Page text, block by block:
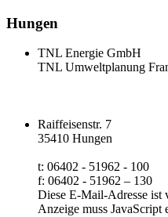
Hungen
TNL Energie GmbH
TNL Umweltplanung
Raiffeisenstr. 7
35410 Hungen
t: 06402 - 51962 - 100
f: 06402 - 51962 – 130
Diese E-Mail-Adresse ist
Anzeige muss JavaScript